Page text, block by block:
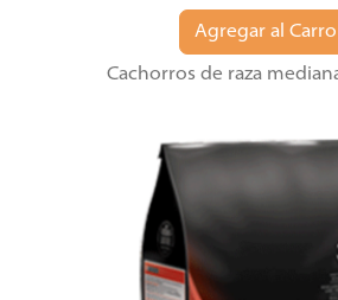
Agregar al Carro
Cachorros de raza